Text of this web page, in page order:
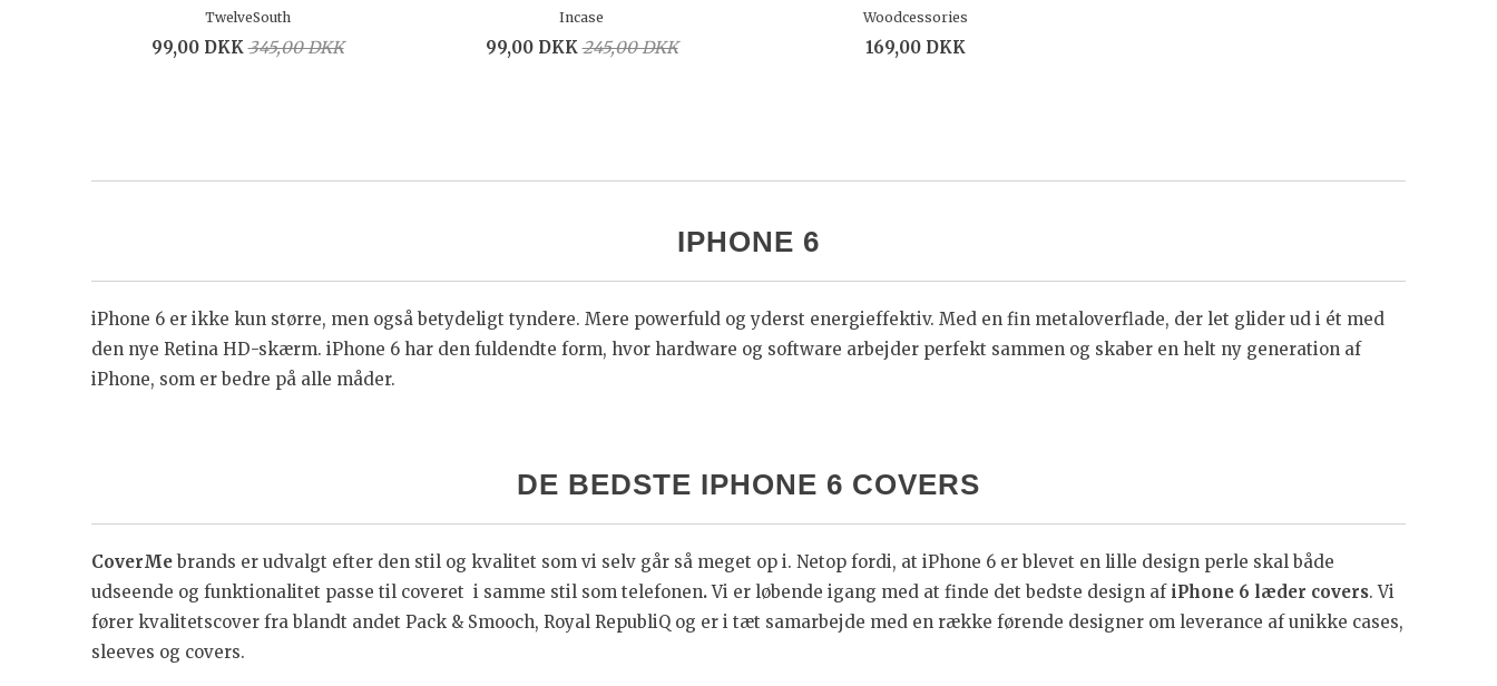
TwelveSouth
99,00 DKK 345,00 DKK
Incase
99,00 DKK 245,00 DKK
Woodcessories
169,00 DKK
IPHONE 6
iPhone 6 er ikke kun større, men også betydeligt tyndere. Mere powerfuld og yderst energieffektiv. Med en fin metaloverflade, der let glider ud i ét med
den nye Retina HD-skærm. iPhone 6 har den fuldendte form, hvor hardware og software arbejder perfekt sammen og skaber en helt ny generation af
iPhone, som er bedre på alle måder.
DE BEDSTE IPHONE 6 COVERS
CoverMebrands er udvalgt efter den stil og kvalitet som vi selv går så meget op i. Netop fordi, at iPhone 6 er blevet en lille design perle skal både
udseende og funktionalitet passe til coveret i samme stil som telefonen.Vi er løbende igang med at finde det bedste design af iPhone 6 læder covers. Vi
fører kvalitetscover fra blandt andet Pack & Smooch, Royal RepubliQ og er i tæt samarbejde med en række førende designer om leverance af unikke cases,
sleeves og covers.